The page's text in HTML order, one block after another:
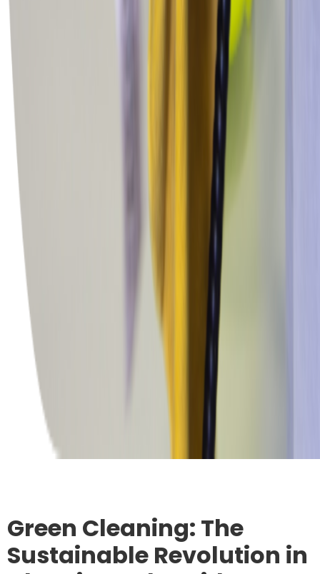
Green Cleaning: The
Sustainable Revolution in